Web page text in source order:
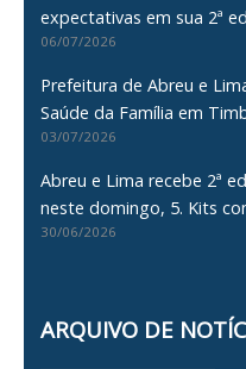
expectativas em sua 2ª
06/07/2026
Prefeitura de Abreu e
Saúde da Família em
03/07/2026
Abreu e Lima recebe 2ª
neste domingo, 5. Kits
30/06/2026
ARQUIVO DE